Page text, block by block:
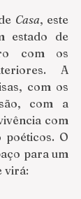
Casa, este
estado de
com os
A
com os
com a
com
O
para um
virá: